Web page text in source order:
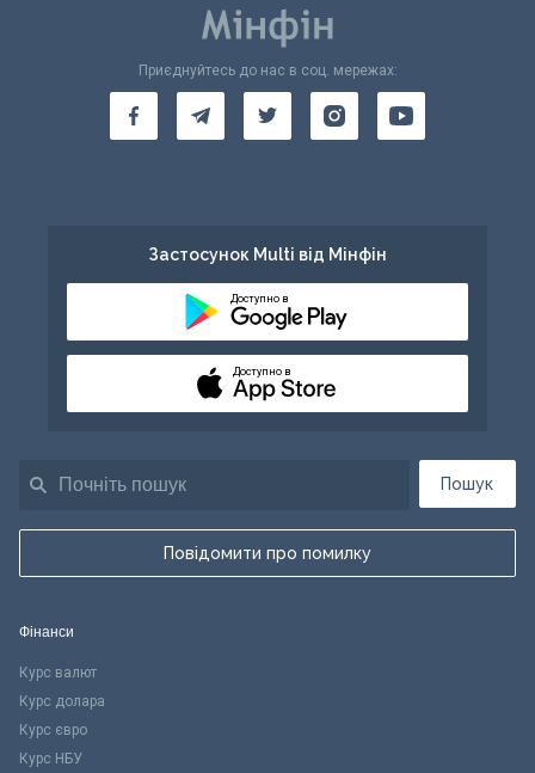
Пошук
Повідомити про помилку
Приєднуйтесь до нас в соц. мережах:
Застосунок Multi від Мінфін
Доступно в
Доступно в
Фінанси
Курс валют
Курс долара
Курс євро
Курс НБУ